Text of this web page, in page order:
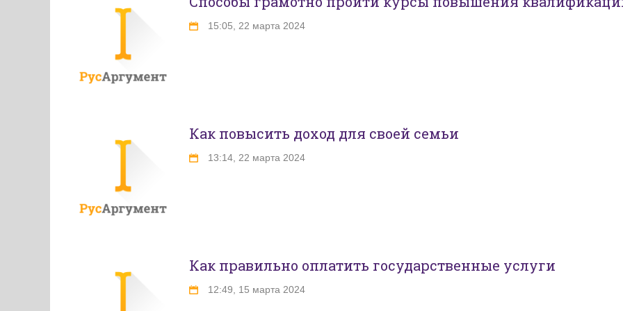
15:05, 22 марта 2024
Как повысить доход для своей семьи
13:14, 22 марта 2024
Как правильно оплатить государственные услуги
12:49, 15 марта 2024